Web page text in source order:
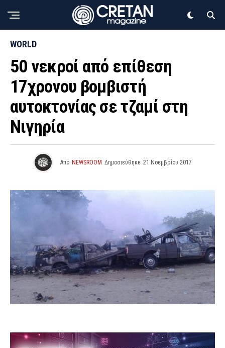
WORLD
50 νεκροί από επίθεση
17χρονου βομβιστή
αυτοκτονίας σε τζαμί στη
Νιγηρία
Από NEWSROOM Δημοσιεύθηκε 21 Νοεμβρίου 2017